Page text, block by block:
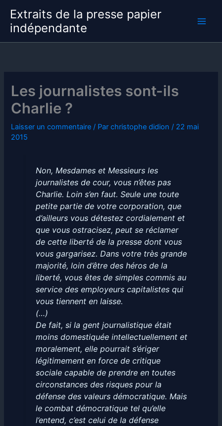
contenu
Extraits de la presse papier
indépendante
Les journalistes sont-ils
Charlie ?
Laisser un commentaire / Parchristophe didion / 22 mai
2015
Non, Mesdames et Messieurs les
journalistes de cour, vous n’êtes pas
Charlie. Loin s’en faut. Seule une toute
petite partie de votre corporation, que
d’ailleurs vous détestez cordialement et
que vous ostracisez, peut se réclamer
de cette liberté de la pressedont vous
vous gargarisez. Dans votre très grande
majorité, loin d’être des héros de la
liberté, vous êtes de simples commis au
service des employeurs capitalistes qui
vous tiennent en laisse.
(…)
De fait, si la gent journalistique était
moins domestiquée intellectuellement et
moralement, elle pourrait s’ériger
légitimement en force de critique
sociale capable de prendre en toutes
circonstances des risques pour la
défense des valeurs démocratique. Mais
le combat démocratique tel qu’elle
l’entend, c’est celui de la défense